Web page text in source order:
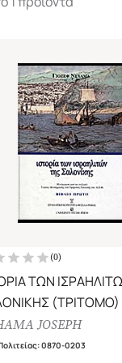
(0)
ΤΩΝ
(ΤΡΙΤΟΜΟ)
JOSEPH
:0870-0203